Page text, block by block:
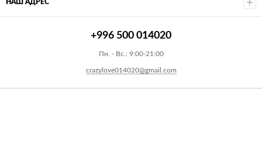
НАШ АДРЕС
+996 500 014020
Пн. - Вс.: 9:00-21:00
crazylove014020@gmail.com